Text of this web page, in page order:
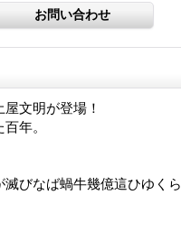
文明が登場！
年。
滅びなば蝸牛幾億這ひゆく